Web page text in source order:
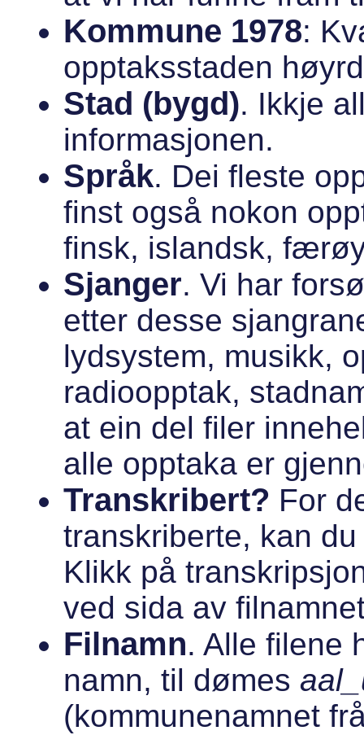
Kommune 1978:
opptaksstaden
Stad (bygd). Ikkje
informasjonen.
Språk. Dei fleste
finst også nokon
finsk, islandsk,
Sjanger. Vi har
etter desse
lydsystem, musikk,
radioopptak,
at ein del filer
alle opptaka er
Transkribert? For
transkriberte, kan
Klikk på
ved sida av
Filnamn. Alle filene
namn, til dømes
(kommunenamnet